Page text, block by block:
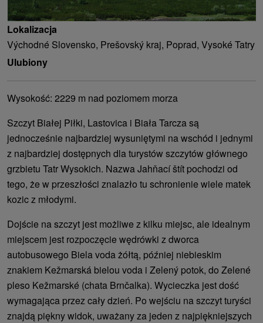
Lokalizacja
Východné Slovensko, Prešovský kraj, Poprad, Vysoké Tatry
Ulubiony
Wysokość: 2229 m nad poziomem morza
Szczyt Białej Piłki, Lastovica i Biała Tarcza są
jednocześnie najbardziej wysuniętymi na wschód i jednymi
z najbardziej dostępnych dla turystów szczytów głównego
grzbietu Tatr Wysokich. Nazwa Jahňací štít pochodzi od
tego, że w przeszłości znalazło tu schronienie wiele matek
kozic z młodymi.
Dojście na szczyt jest możliwe z kilku miejsc, ale idealnym
miejscem jest rozpoczęcie wędrówki z dworca
autobusowego Biela voda żółtą, później niebieskim
znakiem Kežmarská bielou voda i Zelený potok, do Zelené
pleso Kežmarské (chata Brnčalka). Wycieczka jest dość
wymagająca przez cały dzień. Po wejściu na szczyt turyści
znajdą piękny widok, uważany za jeden z najpiękniejszych